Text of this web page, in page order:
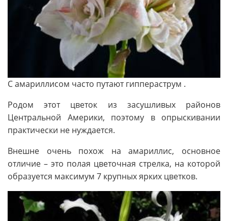
С амариллисом часто путают гиппераструм .
Родом этот цветок из засушливых районов
Центральной Америки, поэтому в опрыскивании
практически не нуждается.
Внешне очень похож на амариллис, основное
отличие – это полая цветочная стрелка, на которой
образуется максимум 7 крупных ярких цветков.